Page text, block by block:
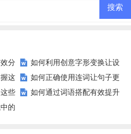
分
如何利用创意字形变换让设
计作品脱颖而出？
这
如何正确使用连词让句子更
流畅？这里有妙招！
些
如何通过词语搭配有效提升
的